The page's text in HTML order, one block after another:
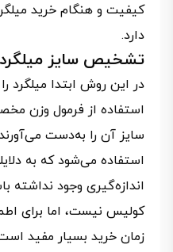
کیفیت و هنگام خرید میلگرد
دارد.
تشخیص سایز میلگرد
در این روش ابتدا میلگرد
استفاده از فرمول وزن
سایز آن را به‌دست
استفاده می‌شود که به
اندازه‌گیری وجود
کولیس نیست، اما برای
زمان خرید بسیار مفید